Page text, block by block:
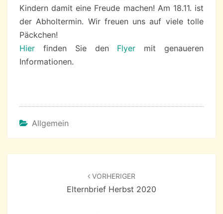
Kindern damit eine Freude machen! Am 18.11. ist
der Abholtermin. Wir freuen uns auf viele tolle
Päckchen!
Hier finden Sie den Flyer mit genaueren
Informationen.
Allgemein
VORHERIGER
Elternbrief Herbst 2020